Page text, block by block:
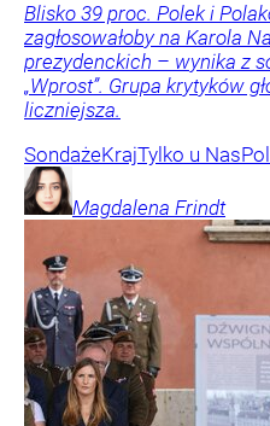
Blisko 39 proc. Polek i
zagłosowałoby na Karola
prezydenckich – wynika z
„Wprost”. Grupa krytyków
liczniejsza.
SondażeKrajTylko u Nas
Magdalena Frindt